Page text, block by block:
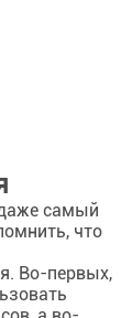
самый
что
Во-первых,